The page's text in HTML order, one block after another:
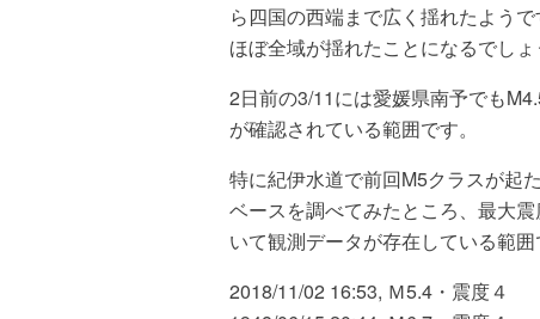
ら四国の西端まで広く揺れたよう
ほぼ全域が揺れたことになるでしょ
2日前の3/11には愛媛県南予でも
が確認されている範囲です。
特に紀伊水道で前回M5クラスが起
ベースを調べてみたところ、最大
いて観測データが存在している範囲
2018/11/02 16:53, Ｍ5.4・震度４